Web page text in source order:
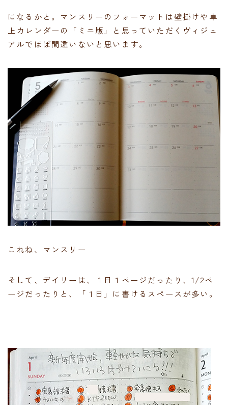
になるかと。マンスリーのフォーマットは壁掛けや卓
上カレンダーの「ミニ版」と思っていただくヴィジュ
アルでほぼ間違いないと思います。
これね、マンスリー
そして、デイリーは、１日１ページだったり、1/2ペ
ージだったりと、「１日」に書けるスペースが多い。